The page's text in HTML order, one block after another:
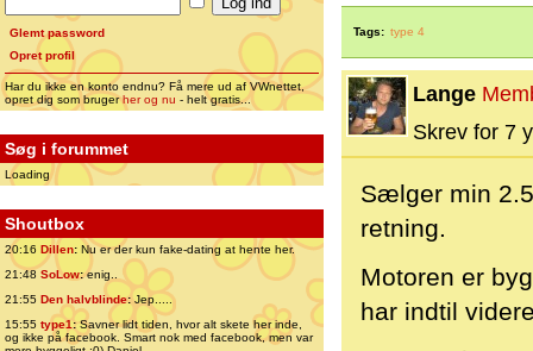
Glemt password
Opret profil
Har du ikke en konto endnu? Få mere ud af VWnettet,
opret dig som brugerher og nu - helt gratis...
Søg i forummet
Loading
Shoutbox
20:16 Dillen: Nu er der kun fake-dating at hente her.
21:48 SoLow:enig..
21:55 Den halvblinde:Jep.....
15:55 type1:Savner lidt tiden, hvor alt skete her inde,
og ikke på facebook. Smart nok med facebook, men var
Tags: type 4
Lange
Skrev for 7
Sælger min
retning.
Motoren er
har indtil